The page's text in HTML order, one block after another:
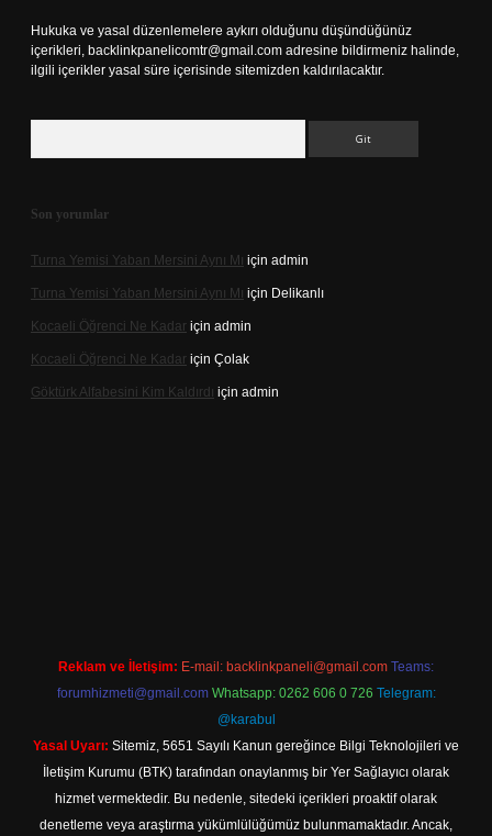
Hukuka ve yasal düzenlemelere aykırı olduğunu düşündüğünüz
içerikleri, backlinkpanelicomtr@gmail.com adresine bildirmeniz halinde,
ilgili içerikler yasal süre içerisinde sitemizden kaldırılacaktır.
Son yorumlar
Turna Yemisi Yaban Mersini Aynı Mı için admin
Turna Yemisi Yaban Mersini Aynı Mı için Delikanlı
Kocaeli Öğrenci Ne Kadar için admin
Kocaeli Öğrenci Ne Kadar için Çolak
Göktürk Alfabesini Kim Kaldırdı için admin
Reklam ve İletişim: E-mail: backlinkpaneli@gmail.com Teams:
forumhizmeti@gmail.com Whatsapp: 0262 606 0 726 Telegram:
@karabul
Yasal Uyarı: Sitemiz, 5651 Sayılı Kanun gereğince Bilgi Teknolojileri ve
İletişim Kurumu (BTK) tarafından onaylanmış bir Yer Sağlayıcı olarak
hizmet vermektedir. Bu nedenle, sitedeki içerikleri proaktif olarak
denetleme veya araştırma yükümlülüğümüz bulunmamaktadır. Ancak,